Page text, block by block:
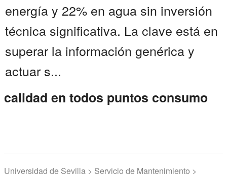
energía y 22% en agua sin inversión
técnica significativa. La clave está en
superar la información genérica y
actuar s...
calidad en todos puntos consumo
Universidad de Sevilla > Servicio de Mantenimiento >